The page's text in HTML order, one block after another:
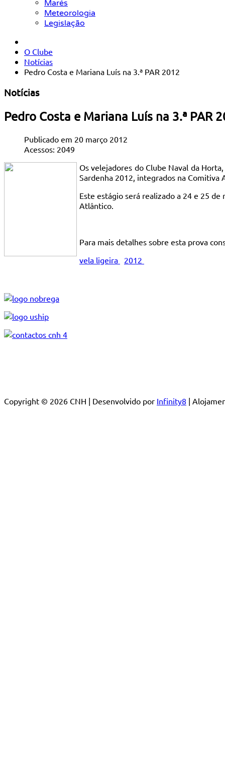
Marés
Meteorologia
Legislação
O Clube
Notícias
Pedro Costa e Mariana Luís na 3.ª PAR 2012
Notícias
Pedro Costa e Mariana Luís na 3.ª PAR
Publicado em 20 março 2012
Acessos: 2049
Os velejadores do Clube Naval da
Sardenha 2012, integrados na Comitiva
Este estágio será realizado a 24 e 25 de
Atlântico.
Para mais detalhes sobre esta prova
vela ligeira
2012
Copyright © 2026 CNH | Desenvolvido por Infinity8 |